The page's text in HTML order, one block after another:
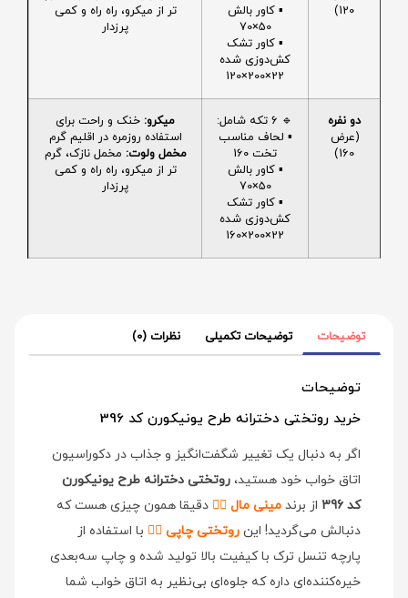
120)
▪️ کاور بالش
50×70
▪️ کاور تشک
کش‌دوزی شده
22×200×120
تر از میکرو، راه راه و کمی
پرزدار
دو نفره
(عرض
160)
🔹 6 تکه شامل:
▪️ لحاف مناسب
تخت 160
▪️ کاور بالش
50×70
▪️ کاور تشک
کش‌دوزی شده
22×200×160
میکرو: خنک و راحت برای
استفاده روزمره در اقلیم گرم
مخمل ولوت: مخمل نازک، گرم
تر از میکرو، راه راه و کمی
پرزدار
توضیحات توضیحات تکمیلی نظرات (0)
توضیحات
خرید روتختی دخترانه طرح یونیکورن کد 396
اگر به دنبال یک تغییر شگفت‌انگیز و جذاب در دکوراسیون
اتاق خواب خود هستید، روتختی دخترانه طرح یونیکورن
کد 396
از برند مینی مال 👉🏻 دقیقا همون چیزی هست که
دنبالش می‌گردید! این روتختی چاپی 👉🏻 با استفاده از
پارچه تنسل ترک با کیفیت بالا تولید شده و چاپ سه‌بعدی
خیره‌کننده‌ای داره که جلوه‌ای بی‌نظیر به اتاق خواب شما